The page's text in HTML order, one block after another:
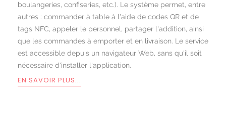
boulangeries, confiseries, etc.). Le système permet, entre
autres : commander à table à l'aide de codes QR et de
tags NFC, appeler le personnel, partager l'addition, ainsi
que les commandes à emporter et en livraison. Le service
est accessible depuis un navigateur Web, sans qu'il soit
nécessaire d'installer l'application.
EN SAVOIR PLUS...